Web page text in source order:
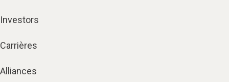
Investors
Carrières
Alliances